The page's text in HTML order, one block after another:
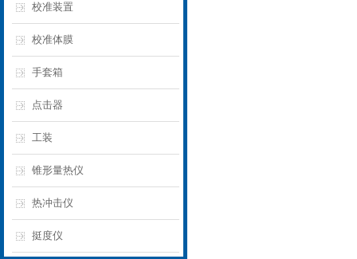
校准装置
校准体膜
手套箱
点击器
工装
锥形量热仪
热冲击仪
挺度仪